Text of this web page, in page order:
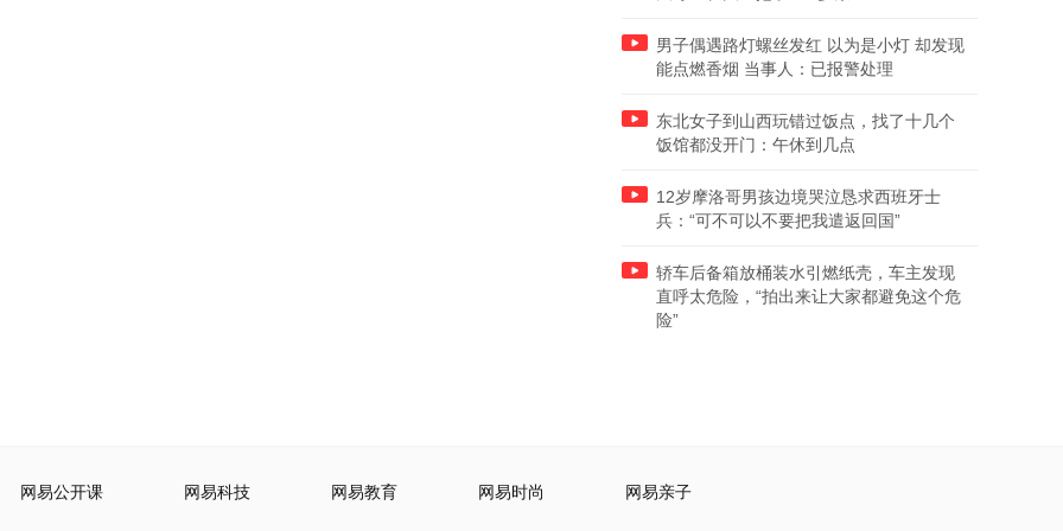
男子偶遇路灯螺丝发红 以为是小灯 却发现
能点燃香烟 当事人：已报警处理
东北女子到山西玩错过饭点，找了十几个
饭馆都没开门：午休到几点
12岁摩洛哥男孩边境哭泣恳求西班牙士
兵：“可不可以不要把我遣返回国”
轿车后备箱放桶装水引燃纸壳，车主发现
直呼太危险，“拍出来让大家都避免这个危
险”
网易公开课 网易科技 网易教育 网易时尚 网易亲子